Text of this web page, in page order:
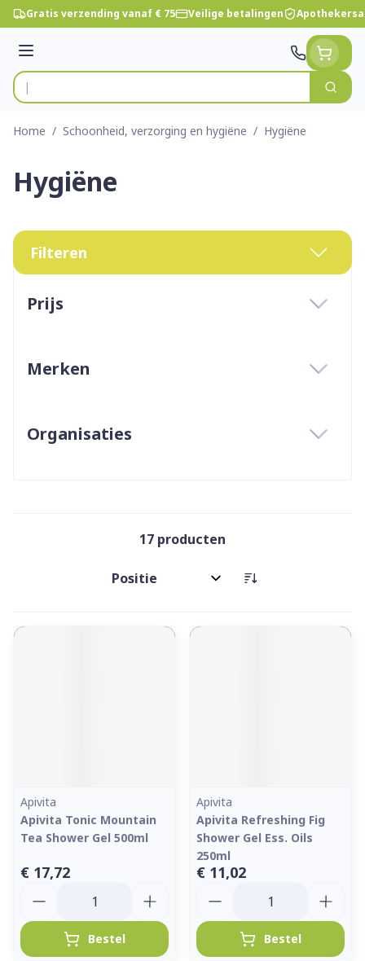
Ga naar de inhoud
Gratis verzending vanaf € 75 Veilige betalingen
Menu
Product, merk, categorie...
Zoek
Home / Schoonheid, verzorging en hygiëne / Hygiëne
Hygiëne
Filteren
Prijs
Merken
Organisaties
17 producten
Sorteer op:
Apivita
Apivita Tonic Mountain
Tea Shower Gel 500ml
€ 17,72
Bestel
Apivita
Apivita Refreshing Fig
Shower Gel Ess. Oils
250ml
€ 11,02
Bestel